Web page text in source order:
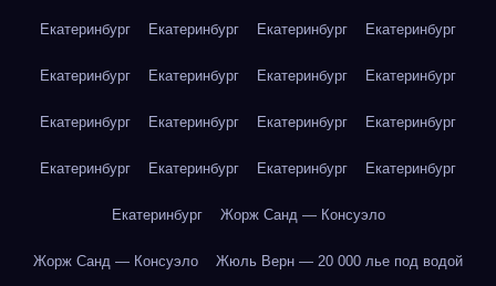
Екатеринбург Екатеринбург Екатеринбург Екатеринбург
Екатеринбург Екатеринбург Екатеринбург Екатеринбург
Екатеринбург Екатеринбург Екатеринбург Екатеринбург
Екатеринбург Екатеринбург Екатеринбург Екатеринбург
Екатеринбург Жорж Санд — Консуэло
Жорж Санд — Консуэло Жюль Верн — 20 000 лье под водой